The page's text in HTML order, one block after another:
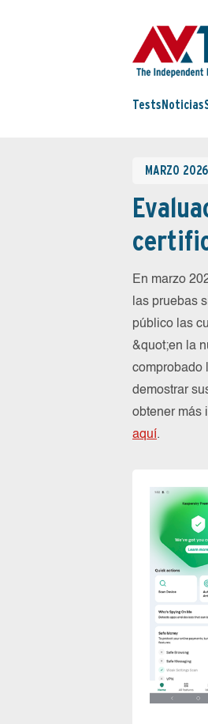
Tests Noticias
MARZO 2026
En marzo
las pruebas
público las
&quot;en la
comprobado
demostrar
obtener más
aquí.